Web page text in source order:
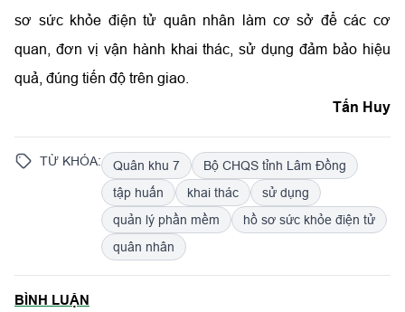
sơ sức khỏe điện tử quân nhân làm cơ sở để các cơ
quan, đơn vị vận hành khai thác, sử dụng đảm bảo hiệu
quả, đúng tiến độ trên giao.
Tấn Huy
TỪ KHÓA: Quân khu 7
Bộ CHQS tỉnh Lâm Đồng
tập huấn
khai thác
sử dụng
quản lý phần mềm
hồ sơ sức khỏe điện tử
quân nhân
BÌNH LUẬN